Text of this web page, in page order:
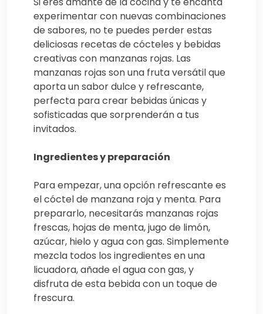
experimentar con nuevas combinaciones
de sabores, no te puedes perder estas
deliciosas recetas de cócteles y bebidas
creativas con manzanas rojas. Las
manzanas rojas son una fruta versátil que
aporta un sabor dulce y refrescante,
perfecta para crear bebidas únicas y
sofisticadas que sorprenderán a tus
invitados.
Ingredientes y preparación
Para empezar, una opción refrescante es
el cóctel de manzana roja y menta. Para
prepararlo, necesitarás manzanas rojas
frescas, hojas de menta, jugo de limón,
azúcar, hielo y agua con gas. Simplemente
mezcla todos los ingredientes en una
licuadora, añade el agua con gas, y
disfruta de esta bebida con un toque de
frescura.